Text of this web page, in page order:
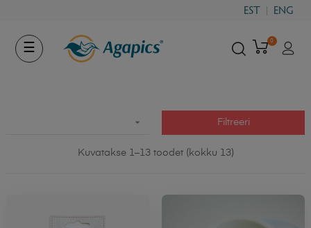
EST ENG
Toggle
navigation
☰
0
 Filtreeri
Kuvatakse 1–13 toodet (kokku 13)